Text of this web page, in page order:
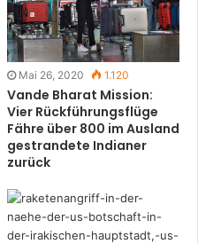
Mai 26, 2020 1.120
Vande Bharat Mission:
Vier Rückführungsflüge
Fähre über 800 im Ausland
gestrandete Indianer
zurück